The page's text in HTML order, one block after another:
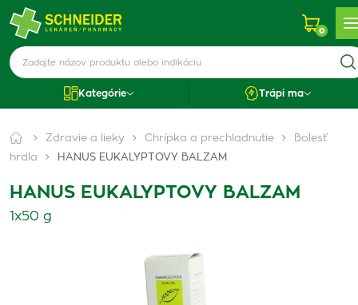
0
Kategórie Trápi ma
Zdravie a lieky Chrípka a prechladnutie
Bolesť
hrdla
HANUS EUKALYPTOVY BALZAM
HANUS EUKALYPTOVY BALZAM
1x50 g